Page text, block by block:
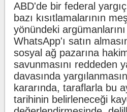
ABD'de bir federal
bazı kısıtlamalarının
yönündeki
WhatsApp'ı satın
sosyal ağ pazarına
savunmasını reddeden
davasında
kararında, taraflarla bu
tarihinin belirleneceği